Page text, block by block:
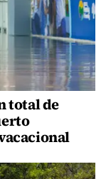
total de